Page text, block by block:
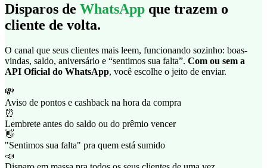
Disparos de WhatsApp que trazem o
cliente de volta.
O canal que seus clientes mais leem, funcionando sozinho: boas-
vindas, saldo, aniversário e “sentimos sua falta”. Com ou sem a
API Oficial do WhatsApp, você escolhe o jeito de enviar.
💸
Aviso de pontos e cashback na hora da compra
⏰
Lembrete antes do saldo ou do prêmio vencer
👋
"Sentimos sua falta" pra quem está sumido
📣